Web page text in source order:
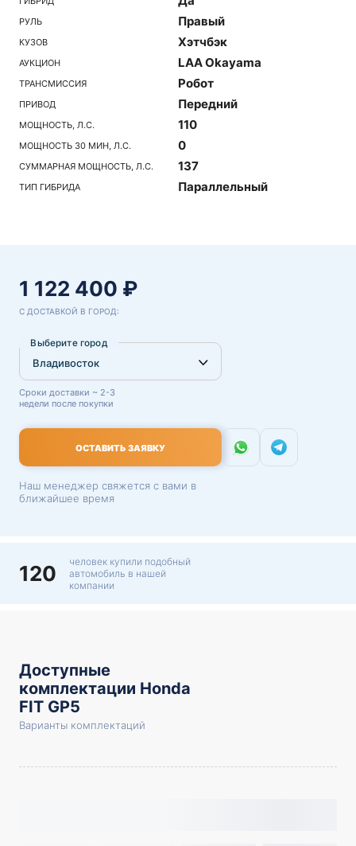
РУЛЬ Правый
КУЗОВ Хэтчбэк
АУКЦИОН LAA Okayama
ТРАНСМИССИЯ Робот
ПРИВОД Передний
МОЩНОСТЬ, Л.С. 110
МОЩНОСТЬ 30 МИН, Л.С. 0
СУММАРНАЯ МОЩНОСТЬ, Л.С. 137
ТИП ГИБРИДА Параллельный
1 122 400 ₽
С ДОСТАВКОЙ В ГОРОД:
Выберите город
Сроки доставки ~ 2-3
недели после покупки
ОСТАВИТЬ ЗАЯВКУ
Наш менеджер свяжется с вами в
ближайшее время
120
человек купили подобный
автомобиль в нашей
компании
Доступные
комплектации Honda
FIT GP5
Варианты комплектаций